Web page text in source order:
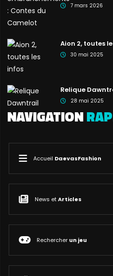
7 mars 2026
Aion 2, toutes
30 mai 2025
Relique
28 mai 2025
NAVIGATION
Accueil DaevasFashion
News etArticles
Rechercher un jeu